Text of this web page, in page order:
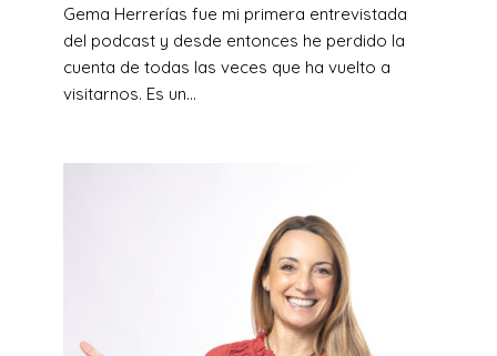
Gema Herrerías fue mi primera entrevistada
del podcast y desde entonces he perdido la
cuenta de todas las veces que ha vuelto a
visitarnos. Es un...